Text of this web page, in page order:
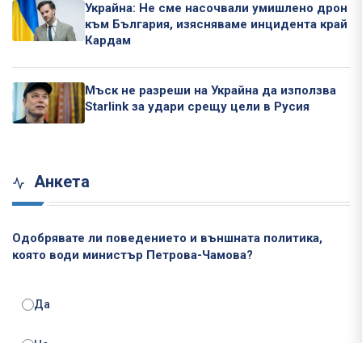
Украйна: Не сме насочвали умишлено дрон
към България, изясняваме инцидента край
Кардам
Мъск не разреши на Украйна да използва
Starlink за удари срещу цели в Русия
Анкета
Одобрявате ли поведението и външната политика,
която води министър Петрова-Чамова?
Да